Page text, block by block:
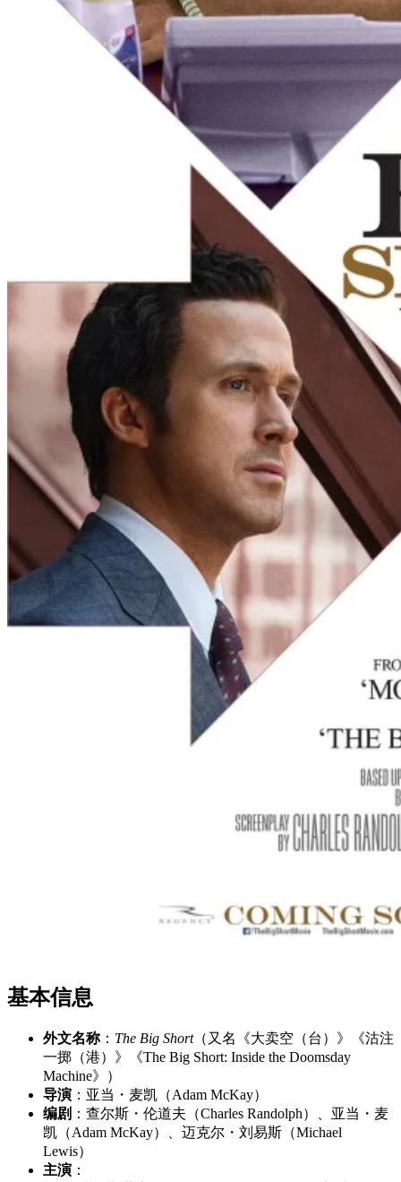
基本信息
外文名称： The Big Short（又名《大卖空（台）》《沽注
一掷（港）》《The Big Short: Inside the Doomsday
Machine》）
导演 ：亚当・麦凯（Adam McKay）
编剧 ：查尔斯・伦道夫（Charles Randolph）、亚当・麦
凯（Adam McKay）、迈克尔・刘易斯（Michael
Lewis）
主演 ：